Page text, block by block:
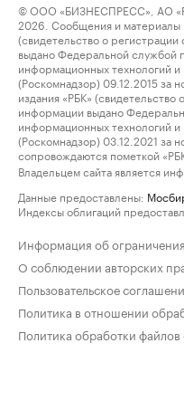
© ООО «БИЗНЕСПРЕСС», АО
2026. Сообщения и материалы
(свидетельство о
выдано Федеральной службой
информационных технологий
(Роскомнадзор) 09.12.2015
издания «РБК»
информации выдано
информационных технологий
(Роскомнадзор) 03.12.2021
сопровождаются пометкой
Владельцем сайта является
Данные предоставлены:
Индексы облигаций
Информация об
О соблюдении авторских
Пользовательское
Политика в отношении
Политика обработки